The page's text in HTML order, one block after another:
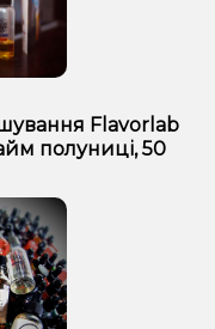
Flavorlab
полуниці, 50